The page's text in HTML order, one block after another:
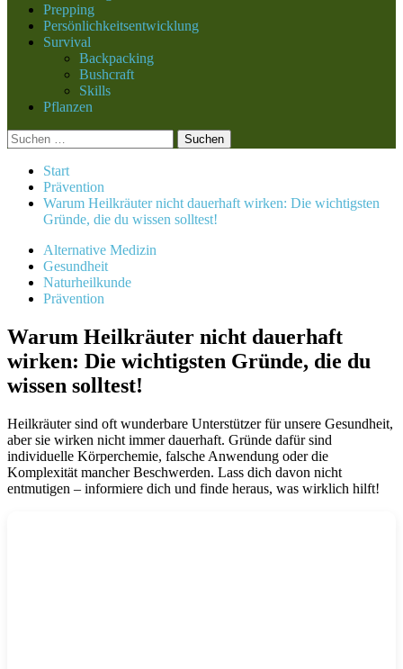
Prepping
Persönlichkeitsentwicklung
Survival
Backpacking
Bushcraft
Skills
Pflanzen
Suchen
nach:
Start
Prävention
Warum Heilkräuter nicht dauerhaft wirken: Die wichtigsten
Gründe, die du wissen solltest!
Alternative Medizin
Gesundheit
Naturheilkunde
Prävention
Warum Heilkräuter nicht dauerhaft
wirken: Die wichtigsten Gründe, die du
wissen solltest!
Heilkräuter sind oft wunderbare Unterstützer für unsere Gesundheit,
aber sie wirken nicht immer dauerhaft. Gründe dafür sind
individuelle Körperchemie, falsche Anwendung oder die
Komplexität mancher Beschwerden. Lass dich davon nicht
entmutigen – informiere dich und finde heraus, was wirklich hilft!